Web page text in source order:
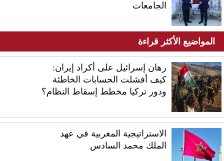
الجامعات
المواضيع الأكثر قراءة
رهان إسرائيل على أكراد إيران:
كيف أفشلت الحسابات الخاطئة
ودور تركيا مخطط إسقاط النظام؟
الاستراتيجية المغربية في عهد
الملك محمد السادس